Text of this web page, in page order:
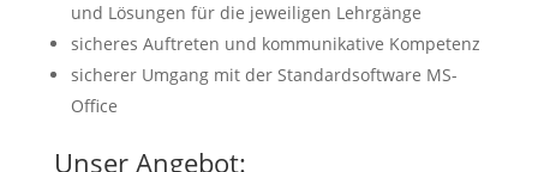
und Lösungen für die jeweiligen Lehrgänge
sicheres Auftreten und kommunikative Kompetenz
sicherer Umgang mit der Standardsoftware MS-
Office
Unser Angebot: